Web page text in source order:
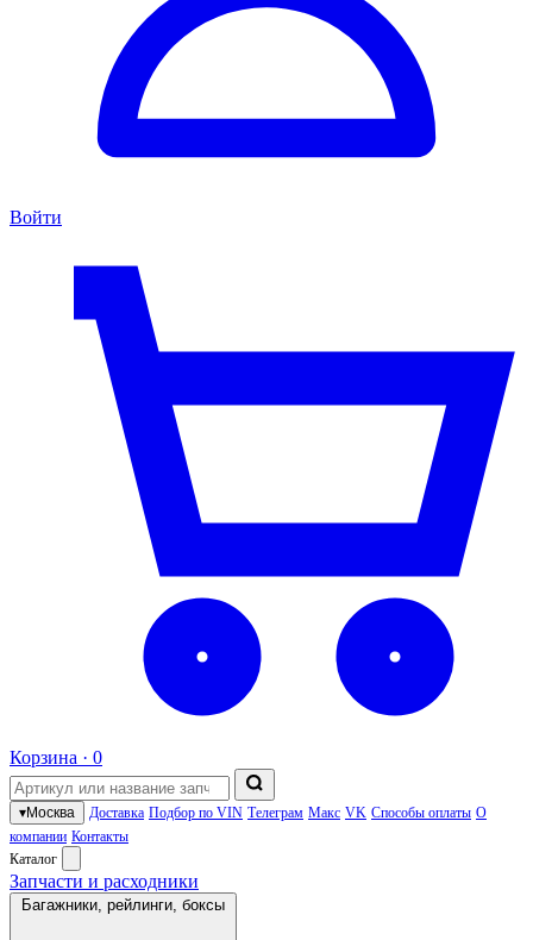
Войти
Корзина · 0
▾Москва Доставка Подбор по VIN Телеграм Макс VK Способы оплаты О
компании Контакты
Каталог
Запчасти и расходники
Багажники, рейлинги, боксы